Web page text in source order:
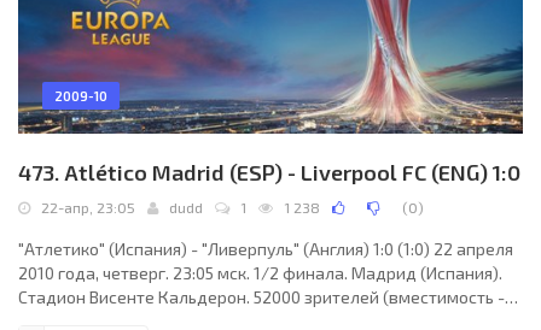
2009-10
473. Atlético Madrid (ESP) - Liverpool FC (ENG) 1:0
22-апр, 23:05 dudd 1 1 238 (0)
"Атлетико" (Испания) - "Ливерпуль" (Англия) 1:0 (1:0) 22 апреля
2010 года, четверг. 23:05 мск. 1/2 финала. Мадрид (Испания).
Стадион Висенте Кальдерон. 52000 зрителей (вместимость -